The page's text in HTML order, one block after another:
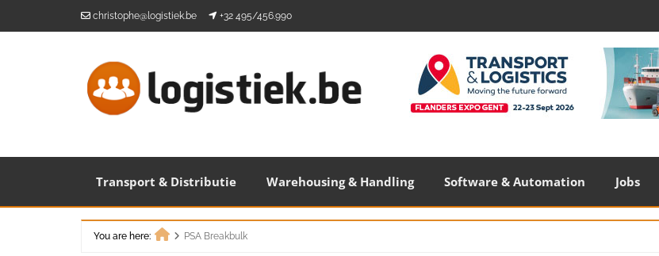
christophe@logistiek.be +32 495/456.990
Transport & Distributie Warehousing & Handling Software & Automation Jobs
You are here:
PSA Breakbulk